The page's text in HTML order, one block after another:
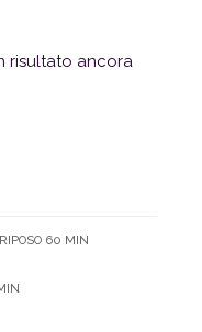
risultato ancora
60 MIN